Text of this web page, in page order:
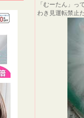
「むーたん」
わき見運転禁止